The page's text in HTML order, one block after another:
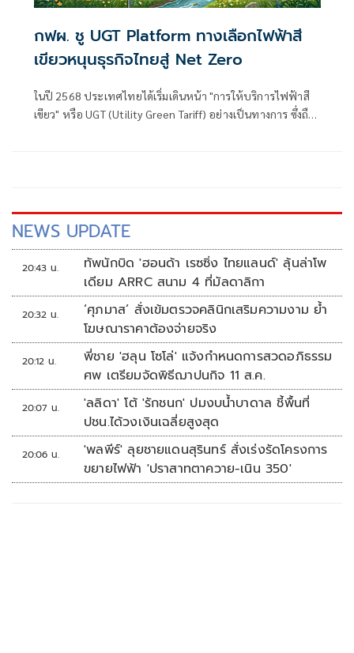
กฟผ. ชู UGT Platform ทางเลือกไฟฟ้าสี
เขียวหนุนธุรกิจไทยสู่ Net Zero
ในปี 2568 ประเทศไทยได้เริ่มเดินหน้า "การให้บริการไฟฟ้าสี
เขียว" หรือ UGT (Utility Green Tariff) อย่างเป็นทางการ ซึ่งถือ
NEWS UPDATE
20:43 น.
ทัพนักบิด 'ฮอนด้า เรซซิ่ง ไทยแลนด์' ลุ้นล่าโพ
เดียม ARRC สนาม 4 ที่มัลดาลิกา
20:32 น.
‘ศุภมาส’ สั่งเข้มตรวจคลินิกเสริมความงาม ย้ำ
โฆษณาราคาต้องจ่ายจริง
20:12 น.
พี่ชาย 'ฮลุน โซโล่' แจ้งกำหนดการสวดอภิธรรม
ศพ เตรียมจัดพิธีฌาปนกิจ 11 ส.ค.
20:07 น.
'ลลิดา' โต้ 'รักชนก' ปมงบน้ำบาดาล ชี้พื้นที่
ปชน.ได้วงเงินเฉลี่ยสูงสุด
20:06 น.
'พลพีร์' ลุยชายแดนสุรินทร์ สั่งเร่งรัดโครงการ
ขยายไฟฟ้า 'ปราสาทตาควาย-เนิน 350'